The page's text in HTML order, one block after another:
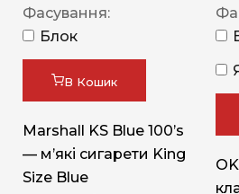
Фасування:
Блок
В Кошик
Marshall KS Blue 100’s
— м’які сигарети King
Size Blue